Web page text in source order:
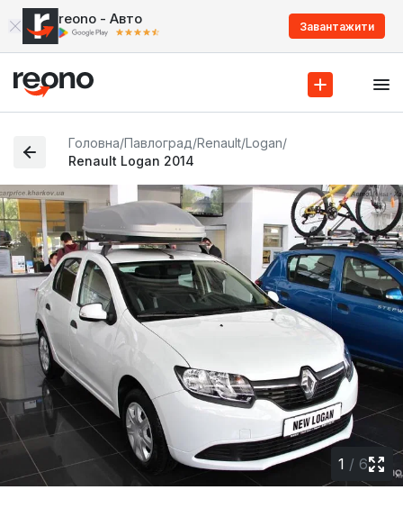
reono - Авто Завантажити
Головна/Павлоград/Renault/Logan/
Renault Logan 2014
1 / 6